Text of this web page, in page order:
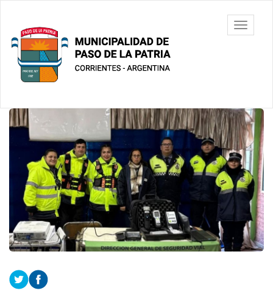
contenido
principal
Municipalidad
de Paso De
La Patria
barra
Contenido
principal